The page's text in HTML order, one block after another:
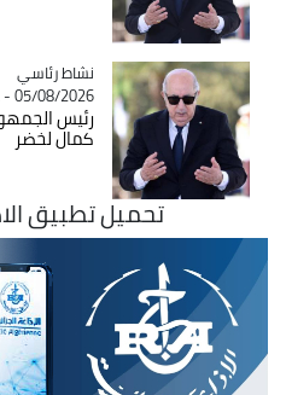
Catégorie
نشاط رئاسي
05/08/2026 - 12:52
رئيس الجمهورية يعزي في وفاة العميد
كمال لخضر
الاذاعة الجزائرية